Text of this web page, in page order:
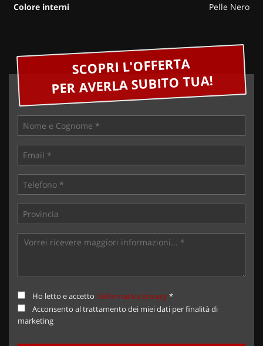
Colore interni
Pelle Nero
SCOPRI L'OFFERTA
PER AVERLA SUBITO TUA!
Ho letto e accetto l'informativa privacy*
Acconsento al trattamento dei miei dati per finalità di
marketing